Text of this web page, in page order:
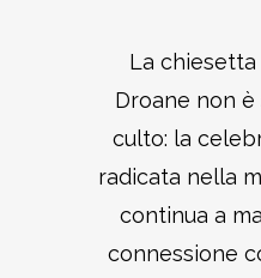
La chiesetta
Droane non
culto: la
radicata nella
continua a
connessione